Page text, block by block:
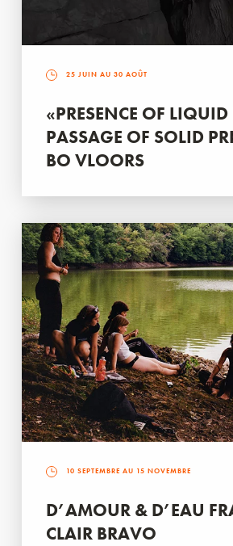
25 JUIN AU 30 AOÛT
«PRESENCE OF
PASSAGE OF SOLID
BO VLOORS
10 SEPTEMBRE AU 15 NOVEMBRE
D’AMOUR & D’EAU
CLAIR BRAVO